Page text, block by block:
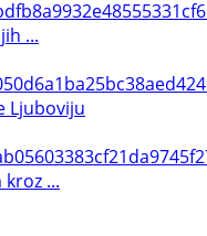
...
Ljuboviju
...